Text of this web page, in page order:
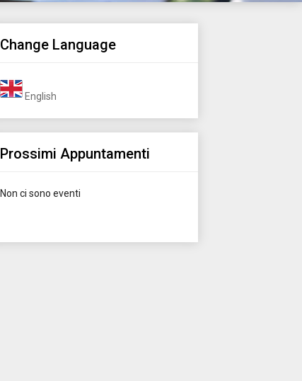
Change Language
English
Prossimi Appuntamenti
Non ci sono eventi